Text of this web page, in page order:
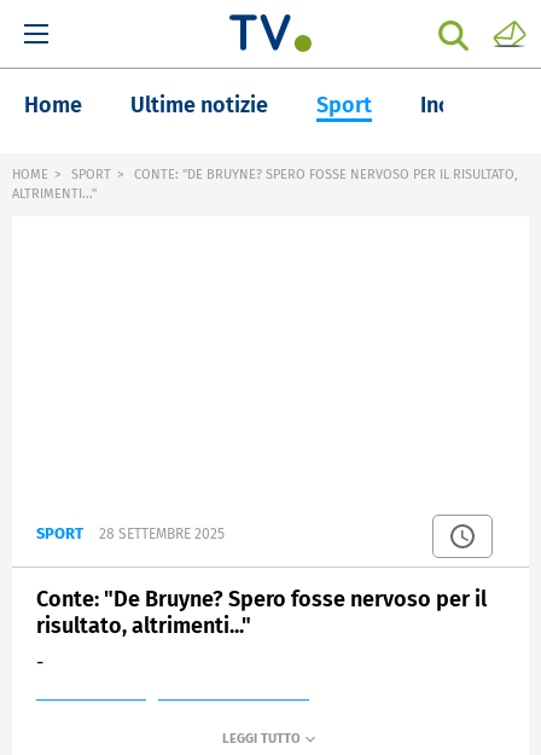
Home Ultime notizie Sport Inchieste
HOME SPORT
CONTE: "DE BRUYNE? SPERO FOSSE NERVOSO PER IL RISULTATO,
ALTRIMENTI..."
SPORT 28 SETTEMBRE 2025
Conte: "De Bruyne? Spero fosse nervoso per il
risultato, altrimenti..."
-